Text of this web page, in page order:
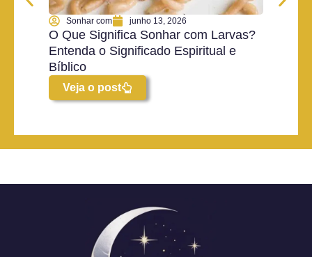
Sonhar com junho 13, 2026
O Que Significa Sonhar com Larvas?
Entenda o Significado Espiritual e
Bíblico
Veja o post